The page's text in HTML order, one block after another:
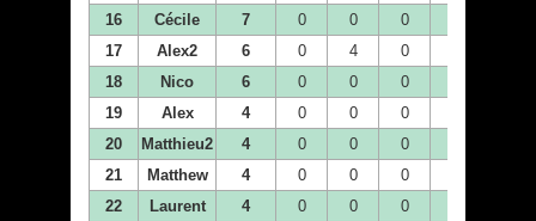
16
Cécile 7 0 0 0
17
Alex2 6 0 4 0
18
Nico 6 0 0 0
19
Alex 4 0 0 0
20
Matthieu2 4 0 0 0
21
Matthew 4 0 0 0
22
Laurent 4 0 0 0